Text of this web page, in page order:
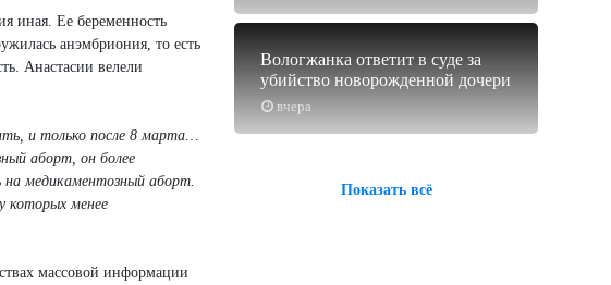
иная. Ее беременность
анэмбриония, то есть
Анастасии велели
и только после 8 марта…
аборт, он более
на медикаментозный аборт.
которых менее
массовой информации
вчера
Вологжанка ответит в суде за
убийство новорожденной дочери
Показать всё